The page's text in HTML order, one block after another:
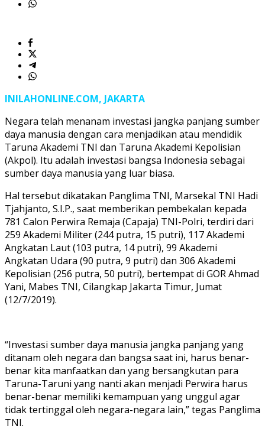
INILAHONLINE.COM, JAKARTA
Negara telah menanam investasi jangka panjang sumber
daya manusia dengan cara menjadikan atau mendidik
Taruna Akademi TNI dan Taruna Akademi Kepolisian
(Akpol). Itu adalah investasi bangsa Indonesia sebagai
sumber daya manusia yang luar biasa.
Hal tersebut dikatakan Panglima TNI, Marsekal TNI Hadi
Tjahjanto, S.I.P., saat memberikan pembekalan kepada
781 Calon Perwira Remaja (Capaja) TNI-Polri, terdiri dari
259 Akademi Militer (244 putra, 15 putri), 117 Akademi
Angkatan Laut (103 putra, 14 putri), 99 Akademi
Angkatan Udara (90 putra, 9 putri) dan 306 Akademi
Kepolisian (256 putra, 50 putri), bertempat di GOR Ahmad
Yani, Mabes TNI, Cilangkap Jakarta Timur, Jumat
(12/7/2019).
“Investasi sumber daya manusia jangka panjang yang
ditanam oleh negara dan bangsa saat ini, harus benar-
benar kita manfaatkan dan yang bersangkutan para
Taruna-Taruni yang nanti akan menjadi Perwira harus
benar-benar memiliki kemampuan yang unggul agar
tidak tertinggal oleh negara-negara lain,” tegas Panglima
TNI.